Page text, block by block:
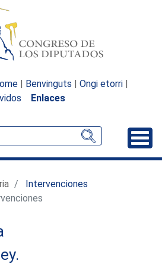
| Benvinguts | Ongi etorri |
Enlaces
Intervenciones